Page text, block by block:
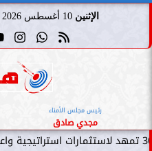
الإثنين 10 أغسطس 2026
رئيس مجلس الأمناء
مجدي صادق